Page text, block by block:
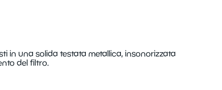
in una solida testata metallica, insonorizzata
del filtro.